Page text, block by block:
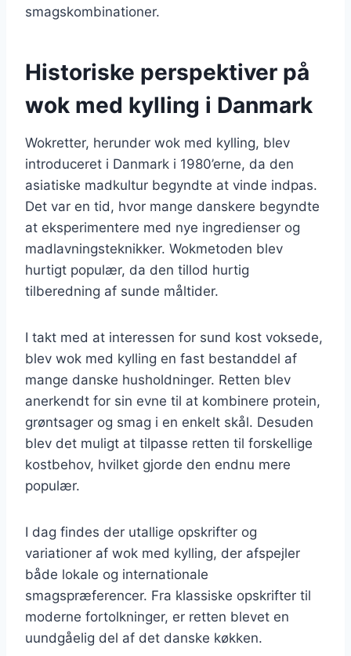
smagskombinationer.
Historiske perspektiver på
wok med kylling i Danmark
Wokretter, herunder wok med kylling, blev
introduceret i Danmark i 1980’erne, da den
asiatiske madkultur begyndte at vinde indpas.
Det var en tid, hvor mange danskere begyndte
at eksperimentere med nye ingredienser og
madlavningsteknikker. Wokmetoden blev
hurtigt populær, da den tillod hurtig
tilberedning af sunde måltider.
I takt med at interessen for sund kost voksede,
blev wok med kylling en fast bestanddel af
mange danske husholdninger. Retten blev
anerkendt for sin evne til at kombinere protein,
grøntsager og smag i en enkelt skål. Desuden
blev det muligt at tilpasse retten til forskellige
kostbehov, hvilket gjorde den endnu mere
populær.
I dag findes der utallige opskrifter og
variationer af wok med kylling, der afspejler
både lokale og internationale
smagspræferencer. Fra klassiske opskrifter til
moderne fortolkninger, er retten blevet en
uundgåelig del af det danske køkken.